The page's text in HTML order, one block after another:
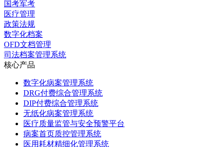
国考军考
医疗管理
政策法规
数字化档案
OFD文档管理
司法档案管理系统
核心产品
数字化病案管理系统
DRG付费综合管理系统
DIP付费综合管理系统
无纸化病案管理系统
医疗质量监管与安全预警平台
病案首页质控管理系统
医用耗材精细化管理系统